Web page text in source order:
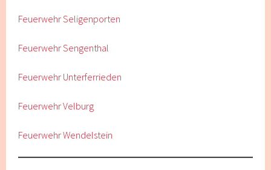
Feuerwehr Seligenporten
Feuerwehr Sengenthal
Feuerwehr Unterferrieden
Feuerwehr Velburg
Feuerwehr Wendelstein